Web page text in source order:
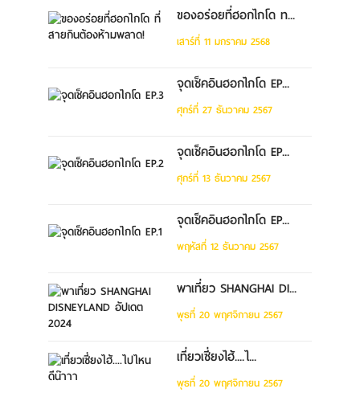
ของอร่อยที่ฮอกไกโด ท...
เสาร์ที่ 11 มกราคม 2568
จุดเช็คอินฮอกไกโด EP...
ศุกร์ที่ 27 ธันวาคม 2567
จุดเช็คอินฮอกไกโด EP...
ศุกร์ที่ 13 ธันวาคม 2567
จุดเช็คอินฮอกไกโด EP...
พฤหัสที่ 12 ธันวาคม 2567
พาเที่ยว SHANGHAI DI...
พุธที่ 20 พฤศจิกายน 2567
เที่ยวเซี่ยงไฮ้....ไ...
พุธที่ 20 พฤศจิกายน 2567